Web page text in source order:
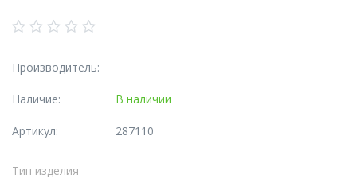
Производитель:
Наличие: В наличии
Артикул: 287110
Тип изделия